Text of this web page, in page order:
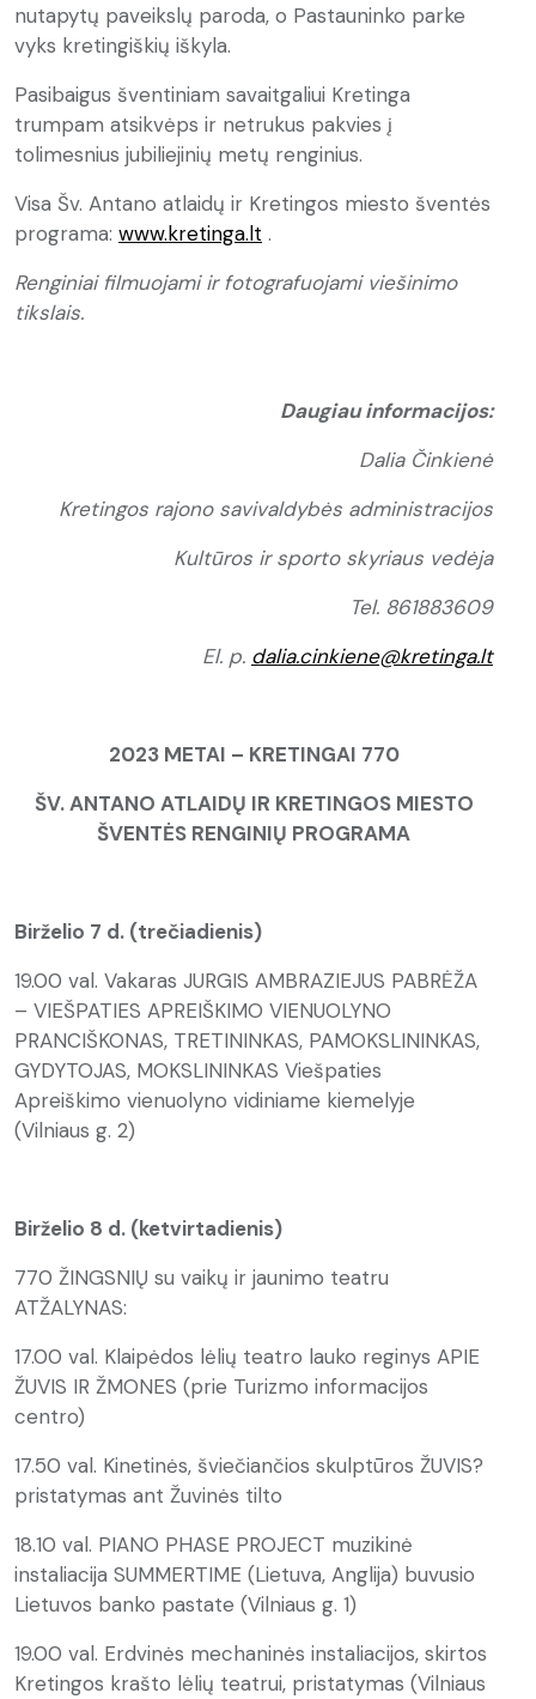
nutapytų paveikslų paroda, o Pastauninko parke
vyks kretingiškių iškyla.
Pasibaigus šventiniam savaitgaliui Kretinga
trumpam atsikvėps ir netrukus pakvies į
tolimesnius jubiliejinių metų renginius.
Visa Šv. Antano atlaidų ir Kretingos miesto šventės
programa: www.kretinga.lt .
Renginiai filmuojami ir fotografuojami viešinimo
tikslais.
Daugiau informacijos:
Dalia Činkienė
Kretingos rajono savivaldybės administracijos
Kultūros ir sporto skyriaus vedėja
Tel. 861883609
El. p. dalia.cinkiene@kretinga.lt
2023 METAI – KRETINGAI 770
ŠV. ANTANO ATLAIDŲ IR KRETINGOS MIESTO
ŠVENTĖS RENGINIŲ PROGRAMA
Birželio 7 d. (trečiadienis)
19.00 val. Vakaras JURGIS AMBRAZIEJUS PABRĖŽA
– VIEŠPATIES APREIŠKIMO VIENUOLYNO
PRANCIŠKONAS, TRETININKAS, PAMOKSLININKAS,
GYDYTOJAS, MOKSLININKAS Viešpaties
Apreiškimo vienuolyno vidiniame kiemelyje
(Vilniaus g. 2)
Birželio 8 d. (ketvirtadienis)
770 ŽINGSNIŲ su vaikų ir jaunimo teatru
ATŽALYNAS:
17.00 val. Klaipėdos lėlių teatro lauko reginys APIE
ŽUVIS IR ŽMONES (prie Turizmo informacijos
centro)
17.50 val. Kinetinės, šviečiančios skulptūros ŽUVIS?
pristatymas ant Žuvinės tilto
18.10 val. PIANO PHASE PROJECT muzikinė
instaliacija SUMMERTIME (Lietuva, Anglija) buvusio
Lietuvos banko pastate (Vilniaus g. 1)
19.00 val. Erdvinės mechaninės instaliacijos, skirtos
Kretingos krašto lėlių teatrui, pristatymas (Vilniaus